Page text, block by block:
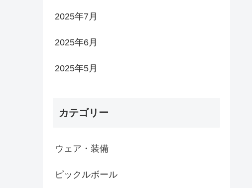
2025年7月
2025年6月
2025年5月
カテゴリー
ウェア・装備
ピックルボール